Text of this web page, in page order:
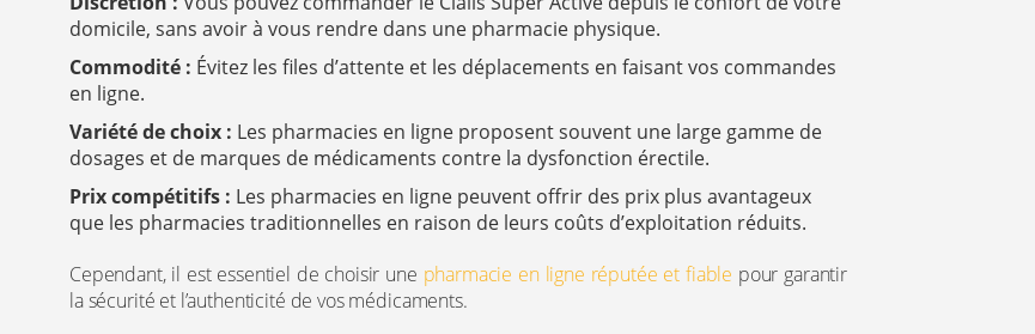
domicile, sans avoir à vous rendre dans une pharmacie physique.
Commodité : Évitez les files d’attente et les déplacements en faisant vos commandes
en ligne.
Variété de choix : Les pharmacies en ligne proposent souvent une large gamme de
dosages et de marques de médicaments contre la dysfonction érectile.
Prix compétitifs : Les pharmacies en ligne peuvent offrir des prix plus avantageux
que les pharmacies traditionnelles en raison de leurs coûts d’exploitation réduits.
Cependant, il est essentiel de choisir une pharmacie en ligne réputée et fiable pour garantir
la sécurité et l’authenticité de vos médicaments.